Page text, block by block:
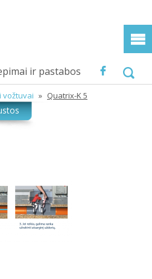
ir pastabos
vožtuvai » Quatrix-K 5